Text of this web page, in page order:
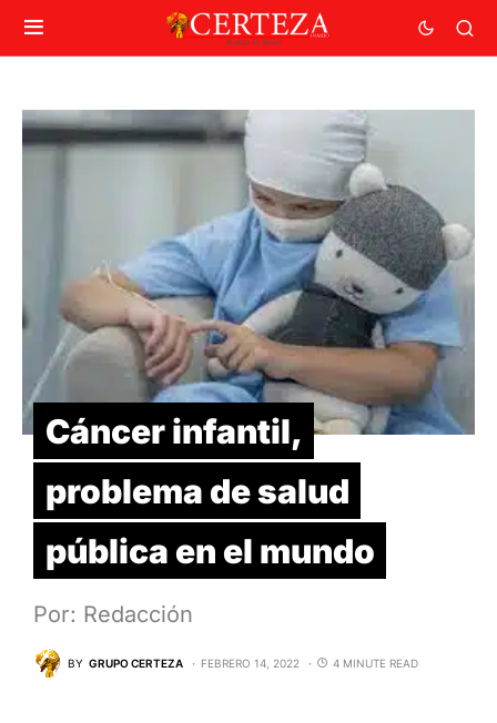
Cáncer infantil,
problema de salud
pública en el mundo
Por: Redacción
BY GRUPO CERTEZA FEBRERO 14, 2022 4 MINUTE READ